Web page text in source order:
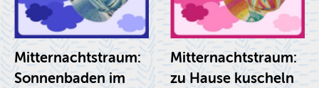
Mit­ter­nachts­traum:
Son­nen­ba­den im
Mit­ter­nachts­traum:
zu Hause ku­scheln